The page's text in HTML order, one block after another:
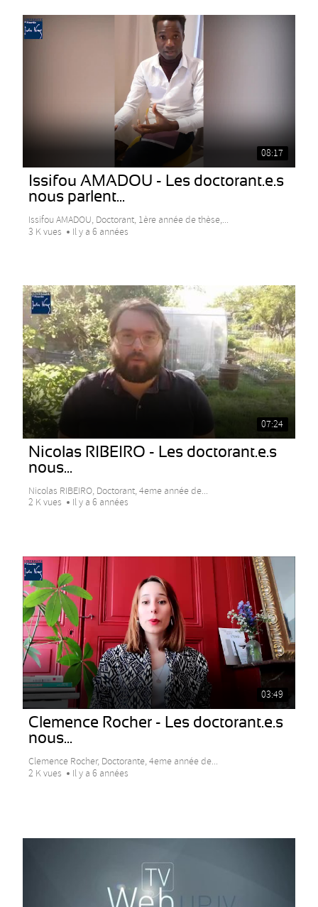
08:17
Issifou AMADOU - Les doctorant.e.s
nous parlent...
Issifou AMADOU, Doctorant, 1ère année de thèse,...
3 K vues
Il y a 6 années
07:24
Nicolas RIBEIRO - Les doctorant.e.s
nous...
Nicolas RIBEIRO, Doctorant, 4eme année de...
2 K vues
Il y a 6 années
03:49
Clemence Rocher - Les doctorant.e.s
nous...
Clemence Rocher, Doctorante, 4eme année de...
2 K vues
Il y a 6 années